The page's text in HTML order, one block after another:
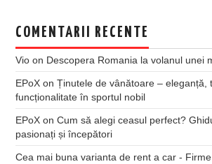
COMENTARII RECENTE
Vio on Descopera Romania la volanul unei
EPoX onȚinutele de vânătoare – eleganță,
funcționalitate în sportul nobil
EPoX onCum să alegi ceasul perfect?
pasionați și începători
Cea mai buna varianta de rent a car -